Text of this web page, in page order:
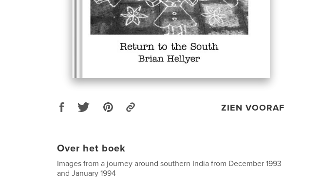
ZIEN VOORAF
Over het boek
Images from a journey around southern India from December 1993
and January 1994